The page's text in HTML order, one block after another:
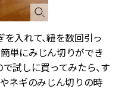
入れて、紐を数回引っ
単にみじん切りができ
試しに買ってみたら、す
ネギのみじん切りの時